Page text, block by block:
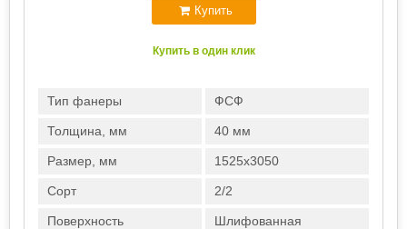
Купить
Купить в один клик
Тип фанеры ФСФ
Толщина, мм 40 мм
Размер, мм 1525х3050
Сорт 2/2
Поверхность Шлифованная